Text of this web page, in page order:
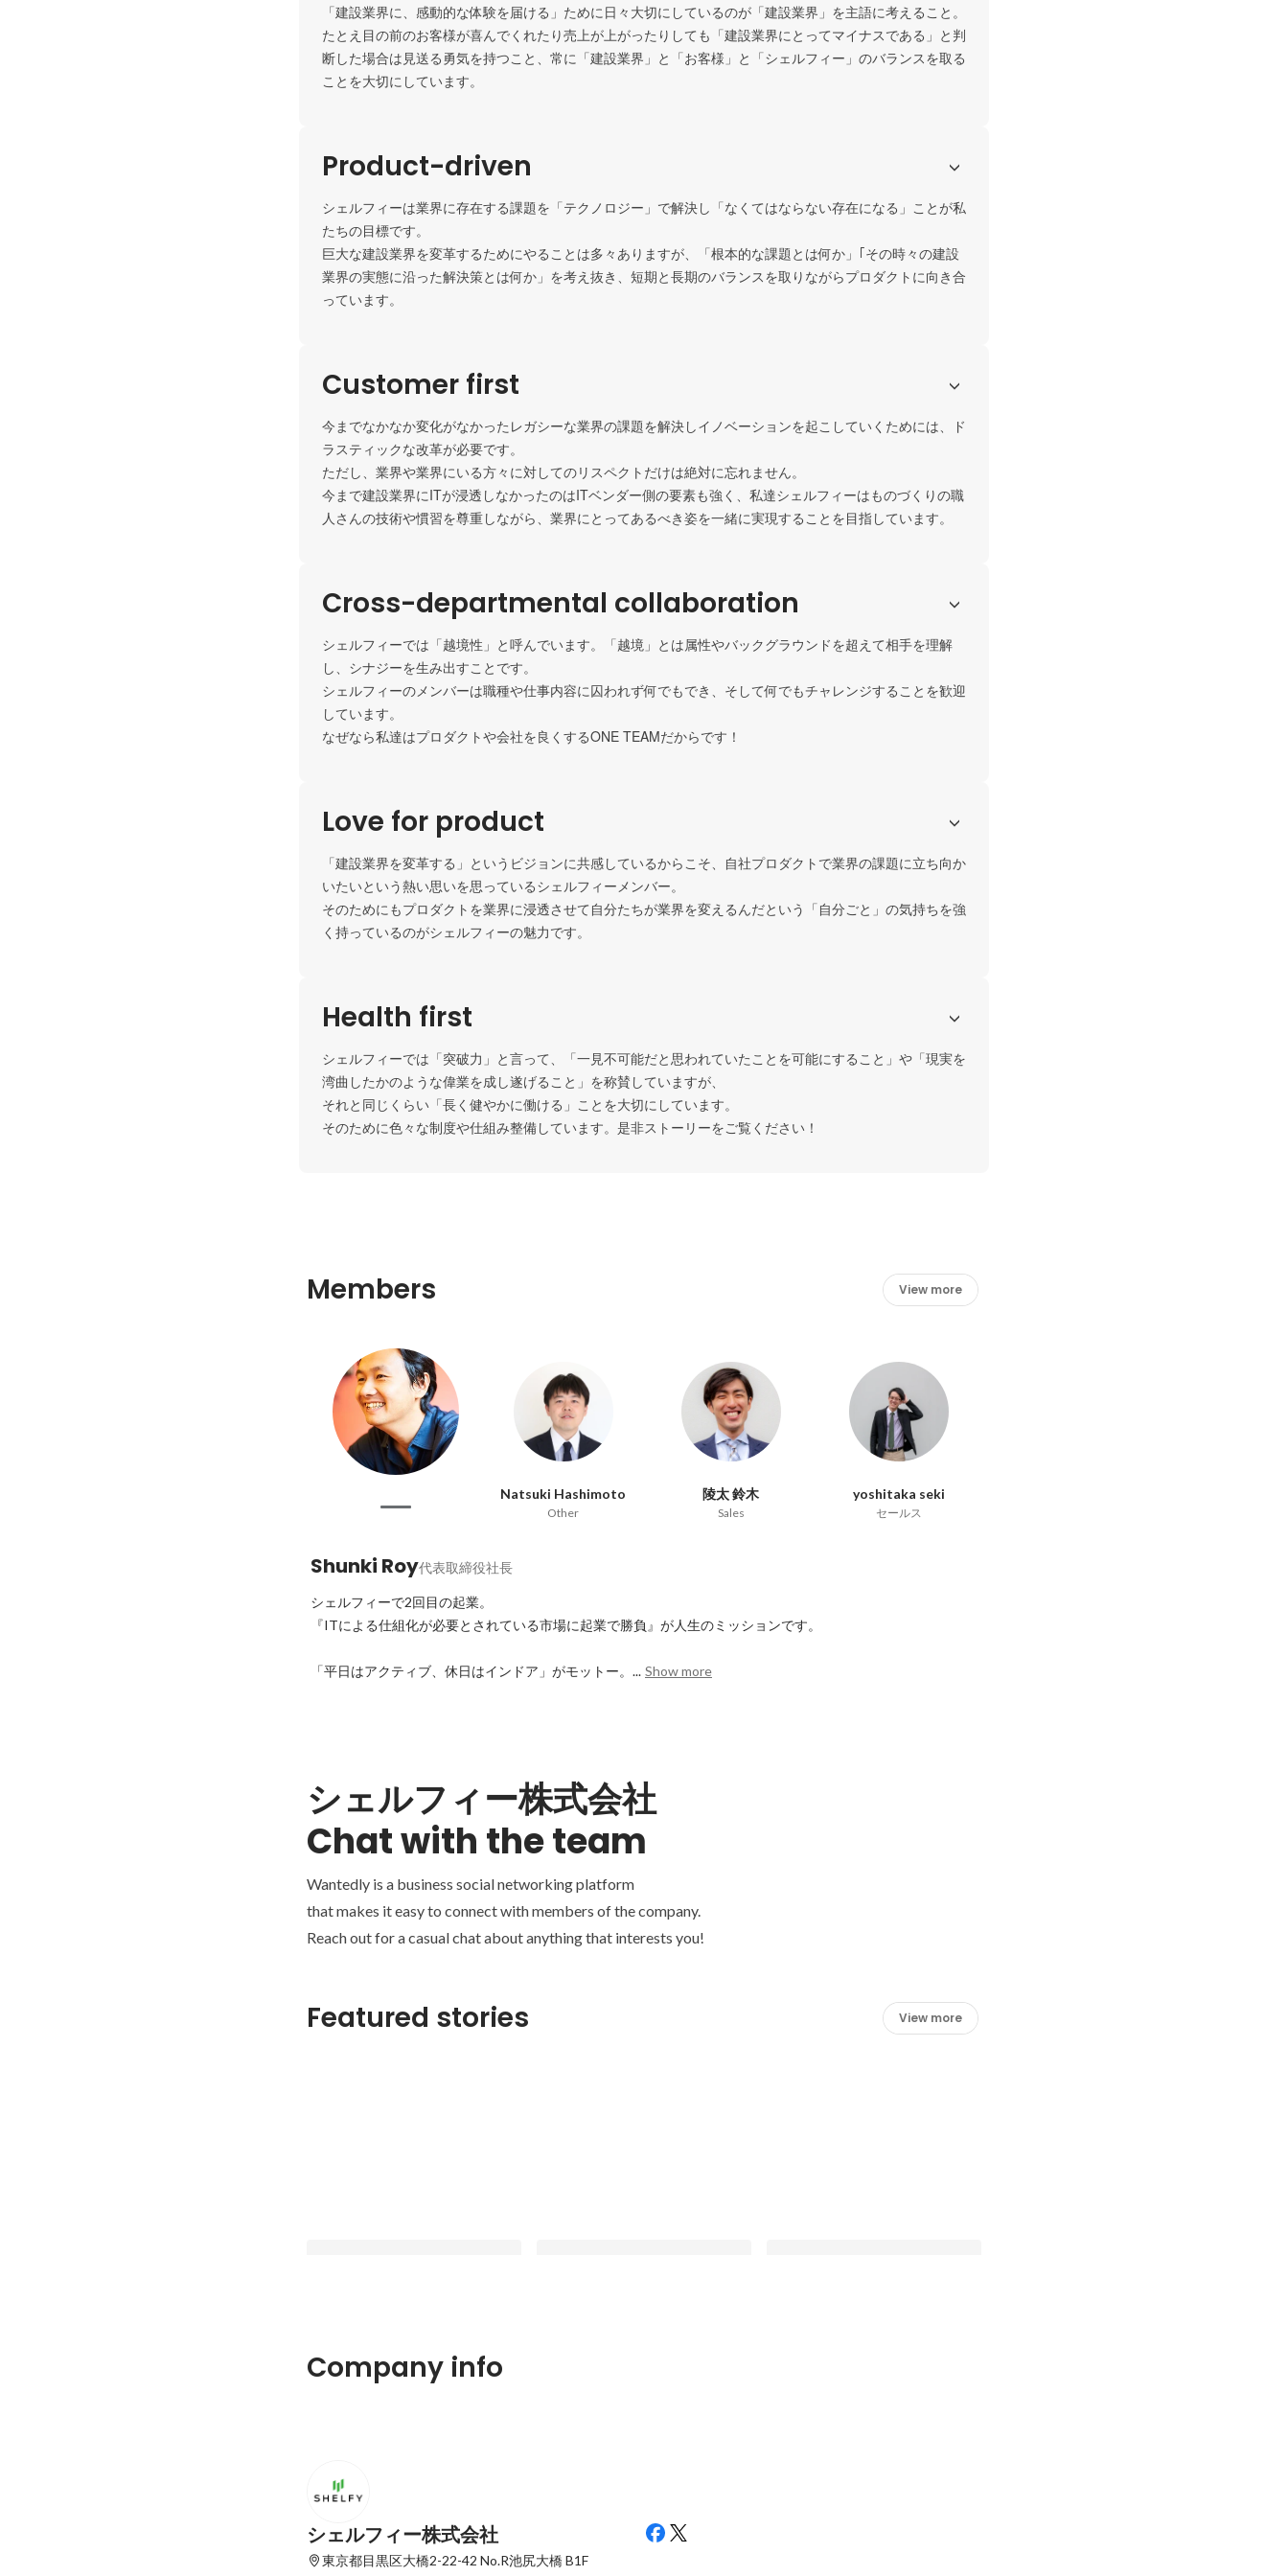
「建設業界に、感動的な体験を届ける」ために日々大切にしているのが「建設業界」を主語に考えること。
たとえ目の前のお客様が喜んでくれたり売上が上がったりしても「建設業界にとってマイナスである」と判
断した場合は見送る勇気を持つこと、常に「建設業界」と「お客様」と「シェルフィー」のバランスを取る
ことを大切にしています。
Product-driven
シェルフィーは業界に存在する課題を「テクノロジー」で解決し「なくてはならない存在になる」ことが私
たちの目標です。
巨大な建設業界を変革するためにやることは多々ありますが、「根本的な課題とは何か」｢その時々の建設
業界の実態に沿った解決策とは何か」を考え抜き、短期と長期のバランスを取りながらプロダクトに向き合
っています。
Customer first
今までなかなか変化がなかったレガシーな業界の課題を解決しイノベーションを起こしていくためには、ド
ラスティックな改革が必要です。
ただし、業界や業界にいる方々に対してのリスペクトだけは絶対に忘れません。
今まで建設業界にITが浸透しなかったのはITベンダー側の要素も強く、私達シェルフィーはものづくりの職
人さんの技術や慣習を尊重しながら、業界にとってあるべき姿を一緒に実現することを目指しています。
Cross-departmental collaboration
シェルフィーでは「越境性」と呼んでいます。「越境」とは属性やバックグラウンドを超えて相手を理解
し、シナジーを生み出すことです。
シェルフィーのメンバーは職種や仕事内容に囚われず何でもでき、そして何でもチャレンジすることを歓迎
しています。
なぜなら私達はプロダクトや会社を良くするONE TEAMだからです！
Love for product
「建設業界を変革する」というビジョンに共感しているからこそ、自社プロダクトで業界の課題に立ち向か
いたいという熱い思いを思っているシェルフィーメンバー。
そのためにもプロダクトを業界に浸透させて自分たちが業界を変えるんだという「自分ごと」の気持ちを強
Health first
シェルフィーでは「突破力」と言って、「一見不可能だと思われていたことを可能にすること」や「現実を
湾曲したかのような偉業を成し遂げること」を称賛していますが、
それと同じくらい「長く健やかに働ける」ことを大切にしています。
そのために色々な制度や仕組み整備しています。是非ストーリーをご覧ください！
Members View more
Natsuki Hashimoto
Other
陵太 鈴木
Sales
yoshitaka seki
セールス
Shunki Roy代表取締役社長
シェルフィーで2回目の起業。
『ITによる仕組化が必要とされている市場に起業で勝負』が人生のミッションです。
「平日はアクティブ、休日はインドア」がモットー。... Show more
シェルフィー株式会社
Chat with the team
Wantedly is a business social networking platform
that makes it easy to connect with members of the company.
Reach out for a casual chat about anything that interests you!
Featured stories View more
平均残業時間73.8%削減！大手ゼネ
コンにも導入されてる
Company info
シェルフィー株式会社
東京都目黒区大橋2-22-42 No.R池尻大橋 B1F